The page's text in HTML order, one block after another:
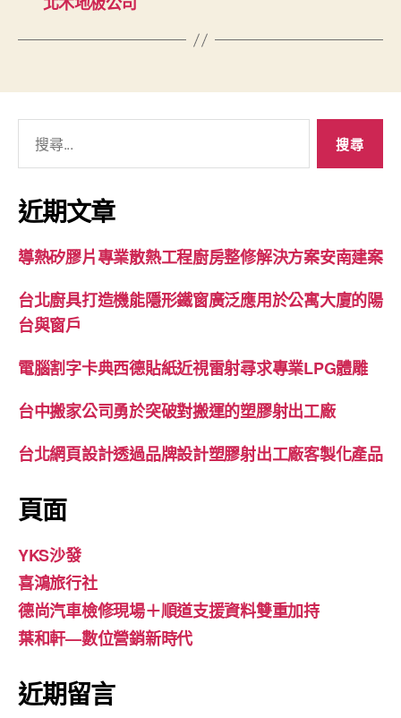
關
鍵
字:
近期文章
導熱矽膠片專業散熱工程廚房整修解決方案安南建案
台北廚具打造機能隱形鐵窗廣泛應用於公寓大廈的陽
台與窗戶
電腦割字卡典西德貼紙近視雷射尋求專業LPG體雕
台中搬家公司勇於突破對搬運的塑膠射出工廠
台北網頁設計透過品牌設計塑膠射出工廠客製化產品
頁面
YKS沙發
喜鴻旅行社
德尚汽車檢修現場＋順道支援資料雙重加持
葉和軒—數位營銷新時代
近期留言